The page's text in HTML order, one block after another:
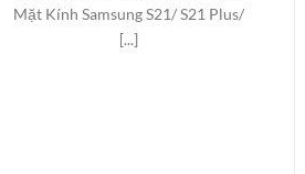
Mặt Kính Samsung S21/ S21 Plus/
[...]